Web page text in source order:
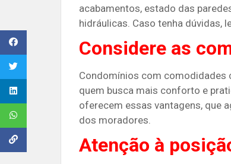
acabamentos, estado das
hidráulicas. Caso tenha dúvidas,
Considere as
Condomínios com comodidades
quem busca mais conforto e
oferecem essas vantagens, que
dos moradores​.
Atenção à